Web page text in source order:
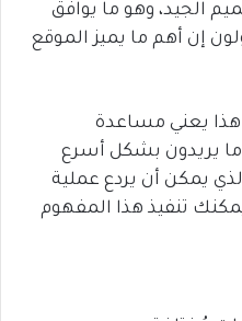
الجيد، وهو ما يوافق
إن أهم ما يميز الموقع
يعني مساعدة
يريدون بشكل أسرع
يمكن أن يردع عملية
تنفيذ هذا المفهوم